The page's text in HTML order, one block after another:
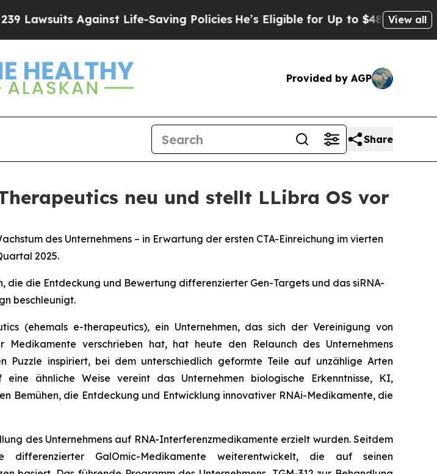
Against Life-Saving PoliciesHe’s Eligible for Up to $480,000 AfterView all
Provided by AGP
Share
neu und stellt LLibra OS vor
des Unternehmens – in Erwartung der ersten CTA-Einreichung im vierten
2025.
die Entdeckung und Bewertung differenzierter Gen-Targets und das siRNA-
beschleunigt.
(ehemals e-therapeutics), ein Unternehmen, das sich der Vereinigung von
Medikamente verschrieben hat, hat heute den Relaunch des Unternehmens
Puzzle inspiriert, bei dem unterschiedlich geformte Teile auf unzählige Arten
ähnliche Weise vereint das Unternehmen biologische Erkenntnisse, KI,
Bemühen, die Entdeckung und Entwicklung innovativer RNAi-Medikamente, die
des Unternehmens auf RNA-Interferenzmedikamente erzielt wurden. Seitdem
GalOmic-Medikamente weiterentwickelt, die auf seinen